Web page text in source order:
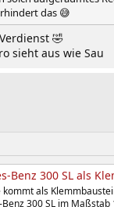
das 😅
🤣
sieht aus wie Sau
Benz 300 SL als
kommt als
300 SL im